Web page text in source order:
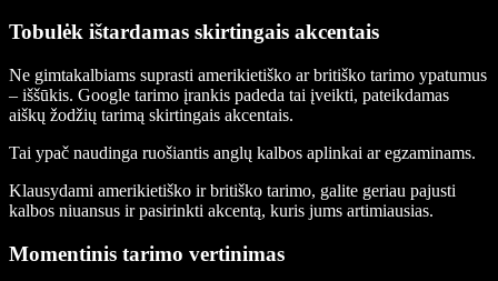
Tobulėk ištardamas skirtingais akcentais
Ne gimtakalbiams suprasti amerikietiško ar britiško tarimo ypatumus
– iššūkis. Google tarimo įrankis padeda tai įveikti, pateikdamas
aiškų žodžių tarimą skirtingais akcentais.
Tai ypač naudinga ruošiantis anglų kalbos aplinkai ar egzaminams.
Klausydami amerikietiško ir britiško tarimo, galite geriau pajusti
kalbos niuansus ir pasirinkti akcentą, kuris jums artimiausias.
Momentinis tarimo vertinimas